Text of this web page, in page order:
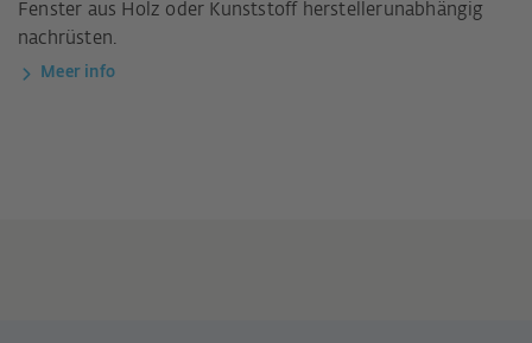
Fenster aus Holz oder Kunststoff herstellerunabhängig
nachrüsten.
Meer info